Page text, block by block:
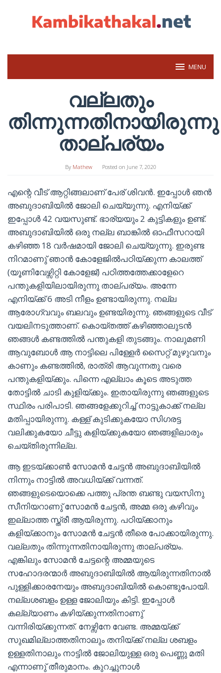
MENU
വല്ലതും
തിന്നുന്നതിനായിരുന്നു
താല്പര്യം
By Mathew Posted on June 7, 2020
എന്റെ വീട് ആറ്റിങ്ങലാണ് പേര് ശിവൻ. ഇപ്പോൾ ഞൻ
അബുദാബിയിൽ ജോലി ചെയ്യുന്നു. എനിയ്ക്ക്
ഇപ്പോൾ 42 വയസുണ്ട്. ഭാര്യയും 2 കുട്ടികളും ഉണ്ട്.
അബുദാബിയിൽ ഒരു നല്ല ബാങ്കിൽ ഓഫീസറായി
കഴിഞ്ഞ 18 വർഷമായി ജോലി ചെയ്യുന്നു. ഇരുണ്ട
നിറമാണു് ഞാൻ കോളേജിൽപഠിയ്ക്കുന്ന കാലത്ത്
(യൂണിവേഴ്സിറ്റി കോളേജ്) പഠിത്തത്തേക്കാളേറെ
പന്തുകളിയിലായിരുന്നു താല്പര്യം. അന്നേ
എനിയ്ക്ക് 6 അടി നീളം ഉണ്ടായിരുന്നു. നല്ല
ആരോഗ്വവും ബലവും ഉണ്ടയിരുന്നു. ഞങ്ങളുടെ വീട്
വയലിനടുത്താണ്. കൊയ്തത്ത് കഴിഞ്ഞാലുടൻ
ഞങ്ങൾ കണ്ടത്തിൽ പന്തുകളി തുടങ്ങും. നാലുമണി
ആവുബോൾ ആ നാട്ടിലെ പിള്ളേർ സൈറ്റ് മുഴുവനും
കാണും കണ്ടത്തിൽ, രാത്രി ആവുന്നതു വരെ
പന്തുകളിയ്ക്കും. പിന്നെ എല്ലാം കൂടെ അടുത്ത
തോട്ടിൽ ചാടി കുളിയ്ക്കും. ഇതായിരുന്നു ഞങ്ങളുടെ
സ്ഥിരം പരിപാടി. ഞങ്ങളേക്കുറിച്ച് നാട്ടുകാക്ക് നല്ല
മതിപ്പായിരുന്നു. കള്ള് കുടിക്കുകയോ സിഗരട്ട
വലിക്കുകയോ ചീട്ടു കളിയ്ക്കുകയോ ഞങ്ങളിലാരും
ചെയ്തിരുന്നില്ല.
ആ ഇടയ്ക്കാൺ സോമൻ ചേട്ടൻ അബുദാബിയിൽ
നിന്നും നാട്ടിൽ അവധിയ്ക്ക് വന്നത്.
ഞങ്ങളുടെയൊക്കെ പത്തു പ്രന്ത ബണ്ടു വയസിനു
സീനിയറാണു് സോമൻ ചേട്ടൻ, അമ്മ ഒരു കഴിവും
ഇല്ലാത്ത സ്ത്രീ ആയിരുന്നു. പഠിയ്ക്കാനും
കളിയ്ക്കാനും സോമൻ ചേട്ടൻ തീരെ പോക്കായിരുന്നു.
വല്ലതും തിന്നുന്നതിനായിരുന്നു താല്പര്യം.
എങ്കിലും സോമൻ ചേട്ടന്റെ അമ്മയുടെ
സഹോദരന്മാർ അബുദാബിയിൽ ആയിരുന്നതിനാൽ
പുള്ളിക്കാരനേയും അബുദാബിയിൽ കൊണ്ടുപോയി.
നല്ലശബളം ഉള്ള ജോലിയും കിട്ടി. ഇപ്പോൾ
കല്ല്യാണം കഴിയ്ക്കുന്നതിനാണു്
വന്നിരിയ്ക്കുന്നത്. നേഴ്സിനേ വേണ്ട. അമ്മയ്ക്ക്
സുഖമില്ലാത്തതിനാലും തനിയ്ക്ക് നല്ല ശബളം
ഉള്ളതിനാലും നാട്ടിൽ ജോലിയുള്ള ഒരു പെണ്ണു മതി
എന്നാണു് തീരുമാനം. കുറച്ചുനാൾ